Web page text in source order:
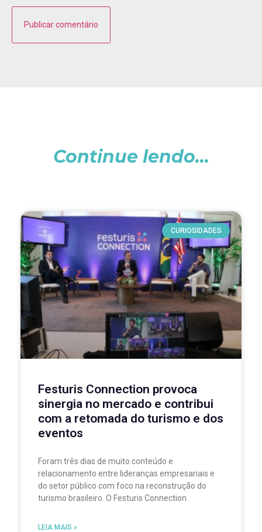
Continue lendo...
CURIOSIDADES
Festuris Connection provoca
sinergia no mercado e contribui
com a retomada do turismo e dos
eventos
Foram três dias de muito conteúdo e
relacionamento entre lideranças empresariais e
do setor público com foco na reconstrução do
turismo brasileiro. O Festuris Connection
LEIA MAIS »